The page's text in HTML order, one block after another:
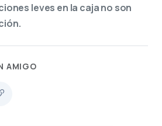
leves en la caja no son
AMIGO